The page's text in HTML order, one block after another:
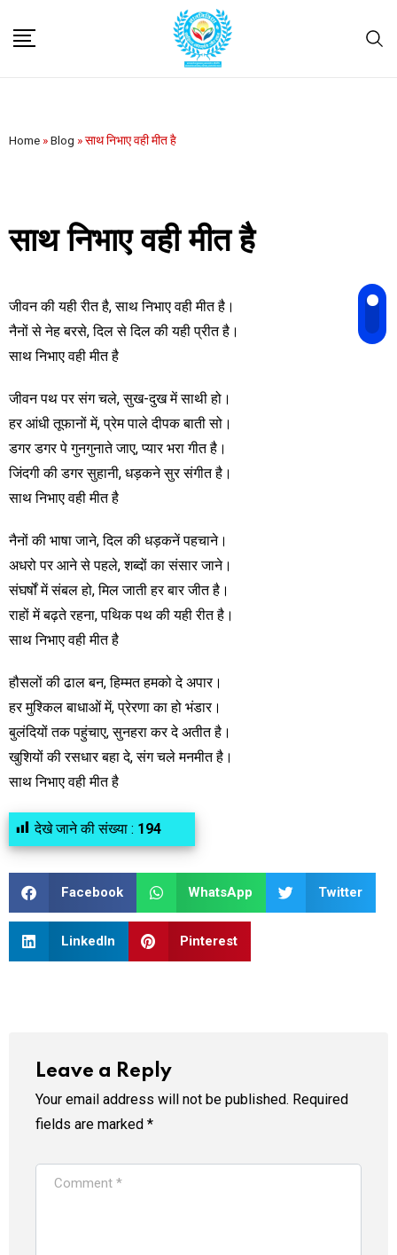
Home »Blog »साथ निभाए वही मीत है
साथ निभाए वही मीत है
जीवन की यही रीत है, साथ निभाए वही मीत है।
नैनों से नेह बरसे, दिल से दिल की यही प्रीत है।
साथ निभाए वही मीत है
जीवन पथ पर संग चले, सुख-दुख में साथी हो।
हर आंधी तूफानों में, प्रेम पाले दीपक बाती सो।
डगर डगर पे गुनगुनाते जाए, प्यार भरा गीत है।
जिंदगी की डगर सुहानी, धड़कने सुर संगीत है।
साथ निभाए वही मीत है
नैनों की भाषा जाने, दिल की धड़कनें पहचाने।
अधरो पर आने से पहले, शब्दों का संसार जाने।
संघर्षों में संबल हो, मिल जाती हर बार जीत है।
राहों में बढ़ते रहना, पथिक पथ की यही रीत है।
साथ निभाए वही मीत है
हौसलों की ढाल बन, हिम्मत हमको दे अपार।
हर मुश्किल बाधाओं में, प्रेरणा का हो भंडार।
बुलंदियों तक पहुंचाए, सुनहरा कर दे अतीत है।
खुशियों की रसधार बहा दे, संग चले मनमीत है।
साथ निभाए वही मीत है
देखे जाने की संख्या : 194
Facebook WhatsApp Twitter
LinkedIn Pinterest
Leave a Reply
Your email address will not be published. Required
fields are marked *